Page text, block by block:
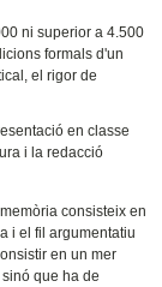
ni superior a 4.500
formals d'un
el rigor de
en classe
i la redacció
consisteix en
i el fil argumentatiu
en un mer
que ha de